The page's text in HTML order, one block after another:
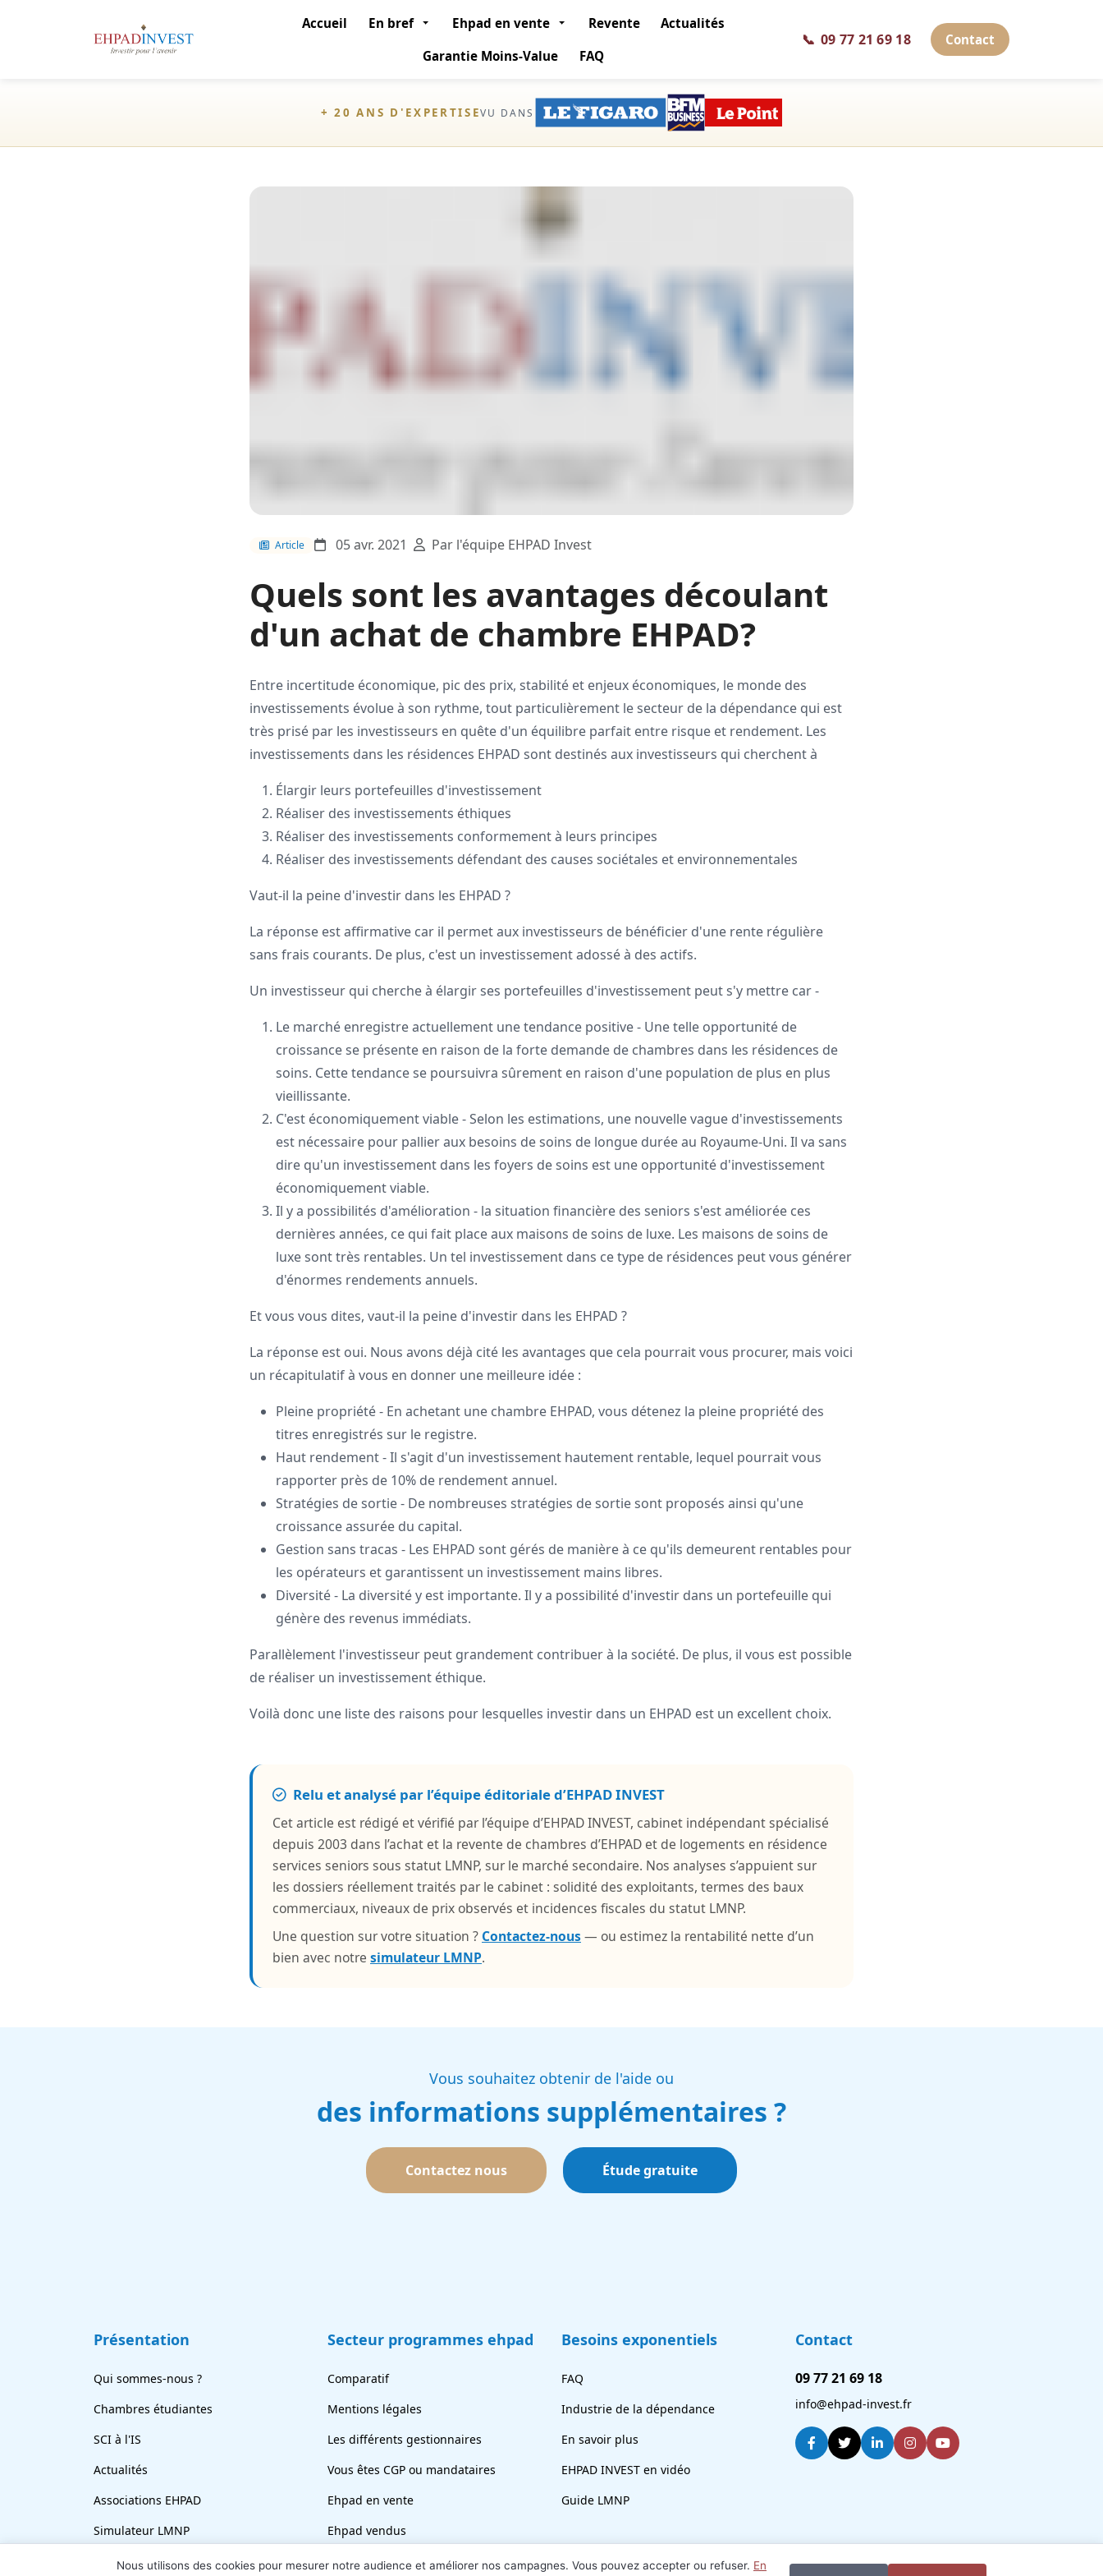
Accueil En bref Ehpad en vente Revente
Actualités
Garantie Moins-Value
FAQ
📞 09 77 21 69 18 Contact
+ 20 ANS D'EXPERTISEVU DANS
Article 05 avr. 2021 Par l'équipe EHPAD Invest
Quels sont les avantages découlant
d'un achat de chambre EHPAD?
Entre incertitude économique, pic des prix, stabilité et enjeux économiques, le monde des
investissements évolue à son rythme, tout particulièrement le secteur de la dépendance qui est
très prisé par les investisseurs en quête d'un équilibre parfait entre risque et rendement. Les
investissements dans les résidences EHPAD sont destinés aux investisseurs qui cherchent à
Élargir leurs portefeuilles d'investissement
Réaliser des investissements éthiques
Réaliser des investissements conformement à leurs principes
Réaliser des investissements défendant des causes sociétales et environnementales
Vaut-il la peine d'investir dans les EHPAD ?
La réponse est affirmative car il permet aux investisseurs de bénéficier d'une rente régulière
sans frais courants. De plus, c'est un investissement adossé à des actifs.
Un investisseur qui cherche à élargir ses portefeuilles d'investissement peut s'y mettre car -
Le marché enregistre actuellement une tendance positive - Une telle opportunité de
croissance se présente en raison de la forte demande de chambres dans les résidences de
soins. Cette tendance se poursuivra sûrement en raison d'une population de plus en plus
vieillissante.
C'est économiquement viable - Selon les estimations, une nouvelle vague d'investissements
est nécessaire pour pallier aux besoins de soins de longue durée au Royaume-Uni. Il va sans
dire qu'un investissement dans les foyers de soins est une opportunité d'investissement
économiquement viable.
Il y a possibilités d'amélioration - la situation financière des seniors s'est améliorée ces
dernières années, ce qui fait place aux maisons de soins de luxe. Les maisons de soins de
luxe sont très rentables. Un tel investissement dans ce type de résidences peut vous générer
d'énormes rendements annuels.
Et vous vous dites, vaut-il la peine d'investir dans les EHPAD ?
La réponse est oui. Nous avons déjà cité les avantages que cela pourrait vous procurer, mais voici
un récapitulatif à vous en donner une meilleure idée :
Pleine propriété - En achetant une chambre EHPAD, vous détenez la pleine propriété des
titres enregistrés sur le registre.
Haut rendement - Il s'agit d'un investissement hautement rentable, lequel pourrait vous
rapporter près de 10% de rendement annuel.
Stratégies de sortie - De nombreuses stratégies de sortie sont proposés ainsi qu'une
croissance assurée du capital.
Gestion sans tracas - Les EHPAD sont gérés de manière à ce qu'ils demeurent rentables pour
les opérateurs et garantissent un investissement mains libres.
Diversité - La diversité y est importante. Il y a possibilité d'investir dans un portefeuille qui
génère des revenus immédiats.
Parallèlement l'investisseur peut grandement contribuer à la société. De plus, il vous est possible
de réaliser un investissement éthique.
Voilà donc une liste des raisons pour lesquelles investir dans un EHPAD est un excellent choix.
Relu et analysé par l’équipe éditoriale d’EHPAD INVEST
Cet article est rédigé et vérifié par l’équipe d’EHPAD INVEST, cabinet indépendant spécialisé
depuis 2003 dans l’achat et la revente de chambres d’EHPAD et de logements en résidence
services seniors sous statut LMNP, sur le marché secondaire. Nos analyses s’appuient sur
les dossiers réellement traités par le cabinet : solidité des exploitants, termes des baux
commerciaux, niveaux de prix observés et incidences fiscales du statut LMNP.
Une question sur votre situation ? Contactez-nous— ou estimez la rentabilité nette d’un
bien avec notre simulateur LMNP.
Vous souhaitez obtenir de l'aide ou
des informations supplémentaires ?
Contactez nous Étude gratuite
Présentation
Qui sommes-nous ?
Chambres étudiantes
SCI à l'IS
Actualités
Associations EHPAD
Simulateur LMNP
En bref
Secteur programmes ehpad
Comparatif
Mentions légales
Les différents gestionnaires
Vous êtes CGP ou mandataires
Ehpad en vente
Ehpad vendus
Revendez votre chambre
Besoins exponentiels
FAQ
Industrie de la dépendance
En savoir plus
EHPAD INVEST en vidéo
Guide LMNP
Contact
09 77 21 69 18
info@ehpad-invest.fr
Nous utilisons des cookies pour mesurer notre audience et améliorer nos campagnes. Vous pouvez accepter ou refuser. En